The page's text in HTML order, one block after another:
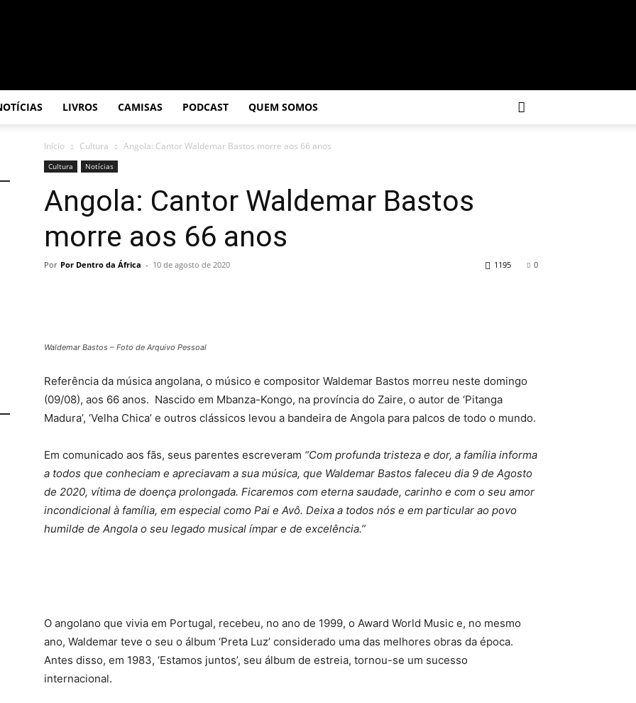
LIVROS CAMISAS PODCAST QUEM SOMOS
Início Cultura Angola: Cantor Waldemar Bastos morre aos 66 anos
Cultura Notícias
Angola: Cantor Waldemar Bastos
morre aos 66 anos
Por Por Dentro da África - 10 de agosto de 2020 0
1195
Waldemar Bastos – Foto de Arquivo Pessoal
Referência da música angolana, o músico e compositor Waldemar Bastos morreu neste domingo
(09/08), aos 66 anos. Nascido em Mbanza-Kongo, na província do Zaire, o autor de ‘Pitanga
Madura’, ‘Velha Chica’ e outros clássicos levou a bandeira de Angola para palcos de todo o mundo.
Em comunicado aos fãs, seus parentes escreveram “Com profunda tristeza e dor, a família informa
a todos que conheciam e apreciavam a sua música, que Waldemar Bastos faleceu dia 9 de Agosto
de 2020, vítima de doença prolongada. Ficaremos com eterna saudade, carinho e com o seu amor
incondicional à família, em especial como Pai e Avô. Deixa a todos nós e em particular ao povo
humilde de Angola o seu legado musical ímpar e de excelência.”
O angolano que vivia em Portugal, recebeu, no ano de 1999, o Award World Music e, no mesmo
ano, Waldemar teve o seu o álbum ‘Preta Luz’ considerado uma das melhores obras da época.
Antes disso, em 1983, ‘Estamos juntos’, seu álbum de estreia, tornou-se um sucesso
internacional.